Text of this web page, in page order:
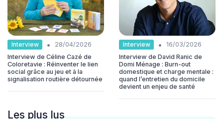
Interview •
28/04/2026
Interview de Céline Cazé de
Coloretavie : Réinventer le lien
social grâce au jeu et à la
signalisation routière détournée
Interview •
16/03/2026
Interview de David Ranic de
Domi Ménage : Burn-out
domestique et charge mentale :
quand l’entretien du domicile
devient un enjeu de santé
Les plus lus